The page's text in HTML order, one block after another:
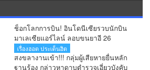
ช็อกโลกการบิน! อินโดนีเซียรวบนักบิน
มาเลเซียแอร์ไลน์ ลอบขนยาอี 26
กิโลกรัม คาสนามบิน
เรื่องฮอต ประเด็นฮิต
สงขลางานเข้า!!! กลุ่มผู้เสียหายยื่นหลัก
ฐานร้อง กล่าวหาดาบตำรวจเอี่ยวบังคับ